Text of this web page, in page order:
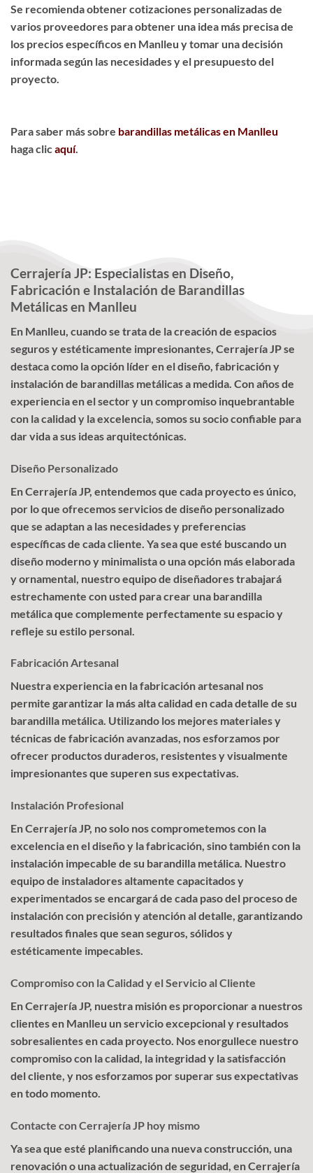
Se recomienda obtener cotizaciones personalizadas de
varios proveedores para obtener una idea más precisa de
los precios específicos en Manlleu y tomar una decisión
informada según las necesidades y el presupuesto del
proyecto.
Para saber más sobre barandillas metálicas en Manlleu
haga clicaquí.
Cerrajería JP: Especialistas en Diseño,
Fabricación e Instalación de Barandillas
Metálicas en Manlleu
En Manlleu, cuando se trata de la creación de espacios
seguros y estéticamente impresionantes, Cerrajería JP se
destaca como la opción líder en el diseño, fabricación y
instalación de barandillas metálicas a medida. Con años de
experiencia en el sector y un compromiso inquebrantable
con la calidad y la excelencia, somos su socio confiable para
dar vida a sus ideas arquitectónicas.
Diseño Personalizado
En Cerrajería JP, entendemos que cada proyecto es único,
por lo que ofrecemos servicios de diseño personalizado
que se adaptan a las necesidades y preferencias
específicas de cada cliente. Ya sea que esté buscando un
diseño moderno y minimalista o una opción más elaborada
y ornamental, nuestro equipo de diseñadores trabajará
estrechamente con usted para crear una barandilla
metálica que complemente perfectamente su espacio y
refleje su estilo personal.
Fabricación Artesanal
Nuestra experiencia en la fabricación artesanal nos
permite garantizar la más alta calidad en cada detalle de su
barandilla metálica. Utilizando los mejores materiales y
técnicas de fabricación avanzadas, nos esforzamos por
ofrecer productos duraderos, resistentes y visualmente
impresionantes que superen sus expectativas.
Instalación Profesional
En Cerrajería JP, no solo nos comprometemos con la
excelencia en el diseño y la fabricación, sino también con la
instalación impecable de su barandilla metálica. Nuestro
equipo de instaladores altamente capacitados y
experimentados se encargará de cada paso del proceso de
instalación con precisión y atención al detalle, garantizando
resultados finales que sean seguros, sólidos y
estéticamente impecables.
Compromiso con la Calidad y el Servicio al Cliente
En Cerrajería JP, nuestra misión es proporcionar a nuestros
clientes en Manlleu un servicio excepcional y resultados
sobresalientes en cada proyecto. Nos enorgullece nuestro
compromiso con la calidad, la integridad y la satisfacción
del cliente, y nos esforzamos por superar sus expectativas
en todo momento.
Contacte con Cerrajería JP hoy mismo
Ya sea que esté planificando una nueva construcción, una
renovación o una actualización de seguridad, en Cerrajería